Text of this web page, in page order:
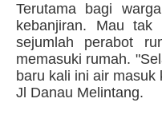
Terutama bagi
kebanjiran. Mau tak
sejumlah perabot
memasuki rumah.
baru kali ini air masuk
Jl Danau Melintang.